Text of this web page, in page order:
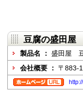
豆腐の盛田屋
製品名 ： 盛田屋
会社概要 ： 〒883-